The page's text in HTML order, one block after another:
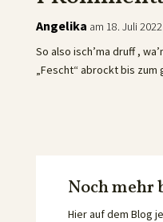
Angelika am 18. Juli
So also isch’ma druff ,
„Fescht“ abrockt bis zum
Noch mehr
Hier auf dem Blog